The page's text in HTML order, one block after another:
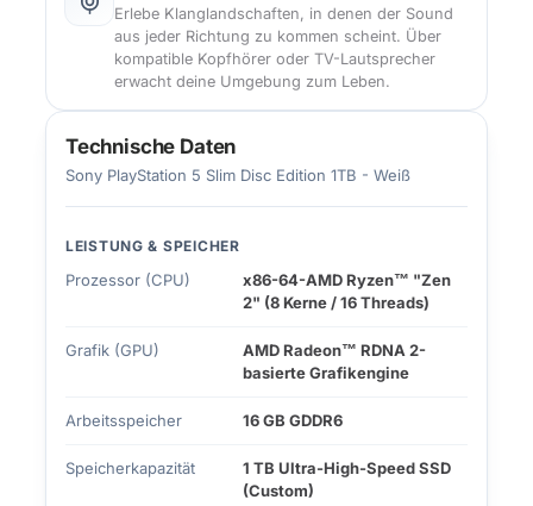
Erlebe Klanglandschaften, in denen der Sound
aus jeder Richtung zu kommen scheint. Über
kompatible Kopfhörer oder TV-Lautsprecher
erwacht deine Umgebung zum Leben.
Technische Daten
Sony PlayStation 5 Slim Disc Edition 1TB - Weiß
LEISTUNG & SPEICHER
Prozessor (CPU)
x86-64-AMD Ryzen™ "Zen
2" (8 Kerne / 16 Threads)
Grafik (GPU)
AMD Radeon™ RDNA 2-
basierte Grafikengine
Arbeitsspeicher 16 GB GDDR6
Speicherkapazität
1 TB Ultra-High-Speed SSD
(Custom)